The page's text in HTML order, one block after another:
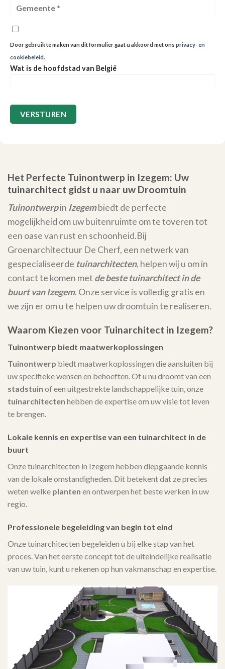
Door gebruik te maken van dit formulier gaat u akkoord met ons privacy- en
cookiebeleid.
Wat is de hoofdstad van België
Het Perfecte Tuinontwerp in Izegem: Uw
tuinarchitect gidst u naar uw Droomtuin
Tuinontwerpin Izegembiedt de perfecte
mogelijkheid om uw buitenruimte om te toveren tot
een oase van rust en schoonheid.Bij
Groenarchitectuur De Cherf, een netwerk van
gespecialiseerde tuinarchitecten, helpen wij u om in
contact te komen met de beste tuinarchitect in de
buurt van Izegem. Onze service is volledig gratis en
we zijn er om u te helpen uw droomtuin te realiseren.
Waarom Kiezen voor Tuinarchitect in Izegem?
Tuinontwerp biedt maatwerkoplossingen
Tuinontwerp biedt maatwerkoplossingen die aansluiten bij
uw specifieke wensen en behoeften. Of u nu droomt van een
stadstuin of een uitgestrekte landschappelijke tuin, onze
tuinarchitecten hebben de expertise om uw visie tot leven
te brengen.
Lokale kennis en expertise van een tuinarchitect in de
buurt
Onze tuinarchitecten in Izegem hebben diepgaande kennis
van de lokale omstandigheden. Dit betekent dat ze precies
weten welke planten en ontwerpen het beste werken in uw
regio.
Professionele begeleiding van begin tot eind
Onze tuinarchitecten begeleiden u bij elke stap van het
proces. Van het eerste concept tot de uiteindelijke realisatie
van uw tuin, kunt u rekenen op hun vakmanschap en expertise.